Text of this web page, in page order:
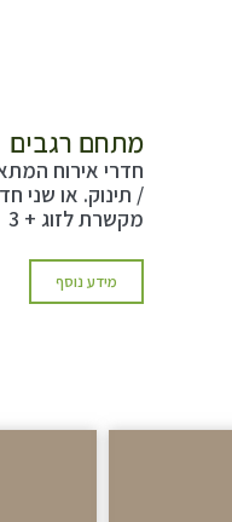
מתחם רגבים
חדרי אירוח
/ תינוק. או שני
מקשרת לזוג + 3
מידע נוסף